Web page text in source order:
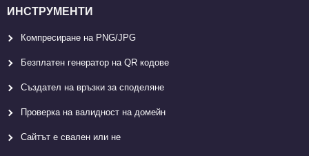
ИНСТРУМЕНТИ
Компресиране на PNG/JPG
Безплатен генератор на QR кодове
Създател на връзки за споделяне
Проверка на валидност на домейн
Сайтът е свален или не